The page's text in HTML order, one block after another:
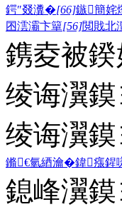
鍔″叕瀵�[66]鏃簡姹
囨澐灞卞簞[56]閲戝北
鎸夌被
绫诲瀷
绫诲瀷
鏅€氫綇瀹�鍏瘬鍟
鎴峰瀷